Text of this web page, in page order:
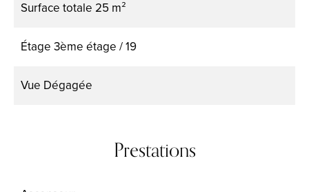
Surface totale 25 m²
Étage 3ème étage / 19
Vue Dégagée
Prestations